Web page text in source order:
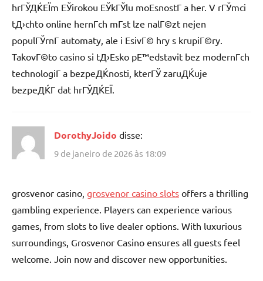
hrГЎДЌЕЇm ЕЎirokou ЕЎkГЎlu moЕѕnostГ­ a her. V rГЎmci
tД›chto online hernГ­ch mГ­st lze nalГ©zt nejen
populГЎrnГ­ automaty, ale i ЕѕivГ© hry s krupiГ©ry.
TakovГ©to casino si tД›Еѕko pЕ™edstavit bez modernГ­ch
technologiГ­ a bezpeДЌnosti, kterГЎ zaruДЌuje
bezpeДЌГ­ dat hrГЎДЌЕЇ.
DorothyJoido disse:
9 de janeiro de 2026 às 18:09
grosvenor casino, grosvenor casino slots offers a thrilling
gambling experience. Players can experience various
games, from slots to live dealer options. With luxurious
surroundings, Grosvenor Casino ensures all guests feel
welcome. Join now and discover new opportunities.